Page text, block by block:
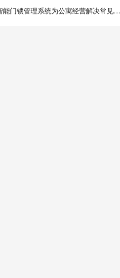
智能门锁管理系统为公寓经营解决常见难题并提高管理效率